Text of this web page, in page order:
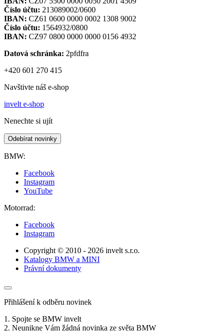
Číslo účtu: 213089002/0600
IBAN: CZ61 0600 0000 0002 1308 9002
Číslo účtu: 1564932/0800
IBAN: CZ97 0800 0000 0000 0156 4932
Datová schránka: 2pfdfra
+420 601 270 415
Navštivte náš e-shop
invelt e-shop
Nenechte si ujít
Odebírat novinky
BMW:
Facebook
Instagram
YouTube
Motorrad:
Facebook
Instagram
Copyright © 2010 - 2026 invelt s.r.o.
Katalogy BMW a MINI
Právní dokumenty
Přihlášení k odběru novinek
1. Spojte se BMW invelt
2. Neunikne Vám žádná novinka ze světa BMW